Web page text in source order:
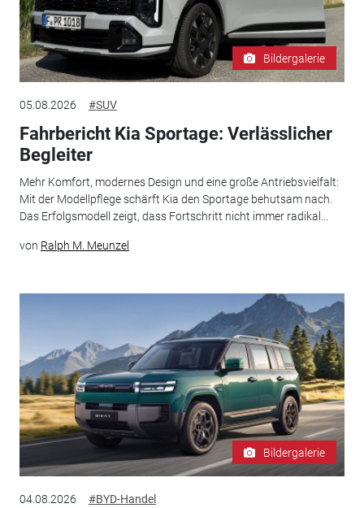
Bildergalerie
05.08.2026 #SUV
Fahrbericht Kia Sportage: Verlässlicher
Begleiter
Mehr Komfort, modernes Design und eine große Antriebsvielfalt:
Mit der Modellpflege schärft Kia den Sportage behutsam nach.
Das Erfolgsmodell zeigt, dass Fortschritt nicht immer radikal...
von Ralph M. Meunzel
Bildergalerie
04.08.2026 #BYD-Handel